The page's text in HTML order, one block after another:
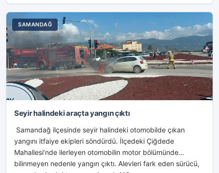
SAMANDAĞ
Seyir halindeki araçta yangın çıktı
Samandağ ilçesinde seyir halindeki otomobilde çıkan
yangını itfaiye ekipleri söndürdü. İlçedeki Çiğdede
Mahallesi’nde ilerleyen otomobilin motor bölümünde
bilinmeyen nedenle yangın çıktı. Alevleri fark eden sürücü,